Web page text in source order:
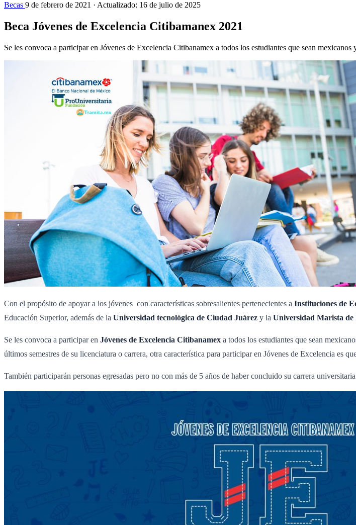
Becas 9 de febrero de 2021 · Actualizado: 16 de julio de 2025
Beca Jóvenes de Excelencia Citibamanex 2021
Se les convoca a participar en Jóvenes de Excelencia Citibanamex a todos los estudiantes que sean mexicanos
Con el propósito de apoyar a los jóvenes con características sobresalientes pertenecientes a Instituciones de
Educación Superior, además de la Universidad tecnológica de Ciudad Juárez y la Universidad Marista de
Se les convoca a participar en Jóvenes de Excelencia Citibanamex a todos los estudiantes que sean
últimos semestres de su licenciatura o carrera, otra característica para participar en Jóvenes de Excelencia es
También participarán personas egresadas pero no con más de 5 años de haber concluido su carrera